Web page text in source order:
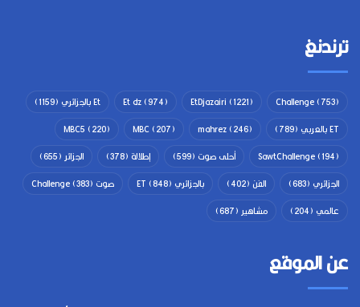
ترندنغ
Challenge(753)
EtDjazairi (1221)
Et dz(974) Et بالجزائري
(1159)
ET بالعربي
(789)
mahrez(246)
MBC(207)
MBC5 (220)
SawtChallenge(194) أحلى صوت (599) إطلالة (378) الجزائر (655)
الجزائري (683) الفن (402) بالجزائري ET (848) صوت Challenge (383)
عالمي (204) مشاهير (687)
عن الموقع